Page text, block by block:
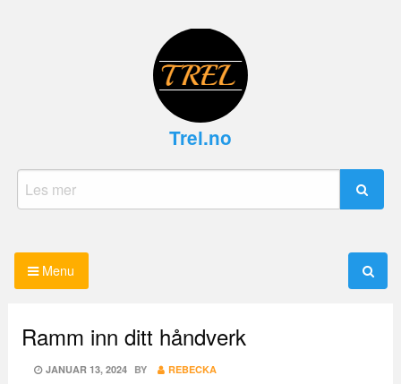
Trel.no
Menu
Ramm inn ditt håndverk
POSTED
JANUAR 13, 2024 BY REBECKA